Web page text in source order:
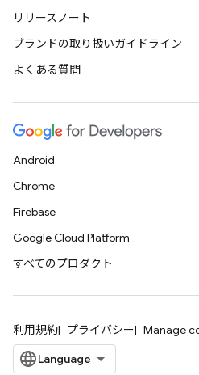
リリースノート
ブランドの取り扱いガイドライン
よくある質問
Android
Chrome
Firebase
Google Cloud Platform
すべてのプロダクト
利用規約 プライバシー Manage